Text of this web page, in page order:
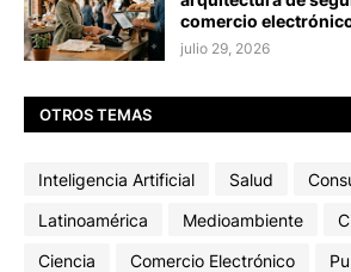
comercio
julio 29, 2026
OTROS TEMAS
Inteligencia Artificial Salud
Latinoamérica
Medioambiente
Ciencia
Comercio Electrónico